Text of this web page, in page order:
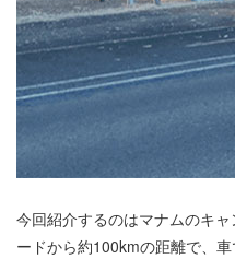
今回紹介するのはマナムのキ
ードから約100kmの距離で、